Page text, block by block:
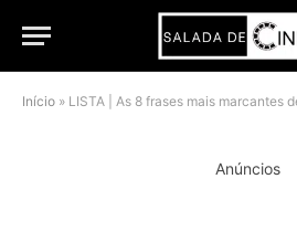
Início » LISTA | As 8 frases mais marcantes de Jujutsu
Anúncios